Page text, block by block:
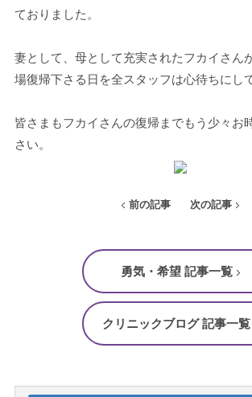
ておりました。
妻として、母として充実されたフカイさん
場復帰下さる日を全スタッフは心待ちにし
皆さまもフカイさんの復帰までもう少々お
さい。
前の記事 次の記事
勇気・希望 記事一覧
クリニックブログ 記事一覧